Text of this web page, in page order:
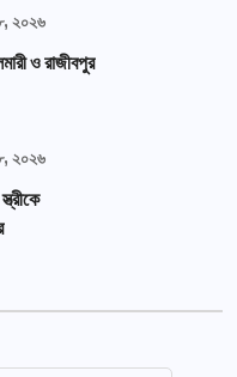
২০২৬
ও রাজীবপুর
২০২৬